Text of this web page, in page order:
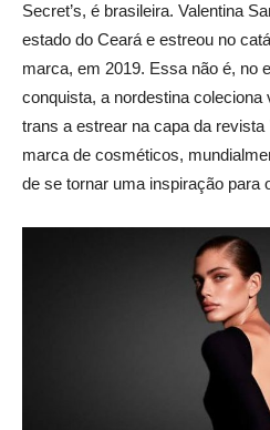
Secret’s, é brasileira. Valentina
estado do Ceará e estreou no
marca, em 2019. Essa não é, no
conquista, a nordestina coleciona
trans a estrear na capa da revista
marca de cosméticos,
de se tornar uma inspiração para